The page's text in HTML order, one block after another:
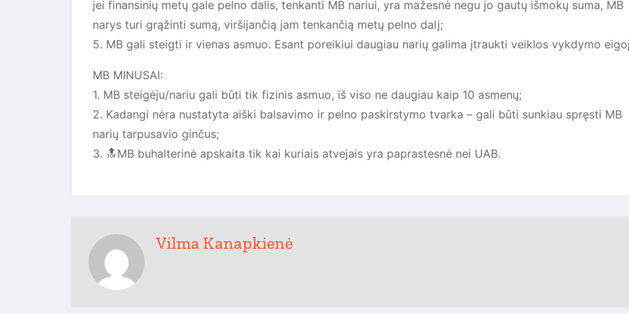
jei finansinių metų gale pelno dalis, tenkanti MB nariui, yra mažesnė negu jo gautų išmokų suma, MB
narys turi grąžinti sumą, viršijančią jam tenkančią metų pelno dalį;
5. MB gali steigti ir vienas asmuo. Esant poreikiui daugiau narių galima įtraukti veiklos vykdymo
MB MINUSAI:
1. MB steigėju/nariu gali būti tik fizinis asmuo, iš viso ne daugiau kaip 10 asmenų;
2. Kadangi nėra nustatyta aiški balsavimo ir pelno paskirstymo tvarka – gali būti sunkiau spręsti MB
narių tarpusavio ginčus;
3. 🔝MB buhalterinė apskaita tik kai kuriais atvejais yra paprastesnė nei UAB.
Vilma Kanapkienė